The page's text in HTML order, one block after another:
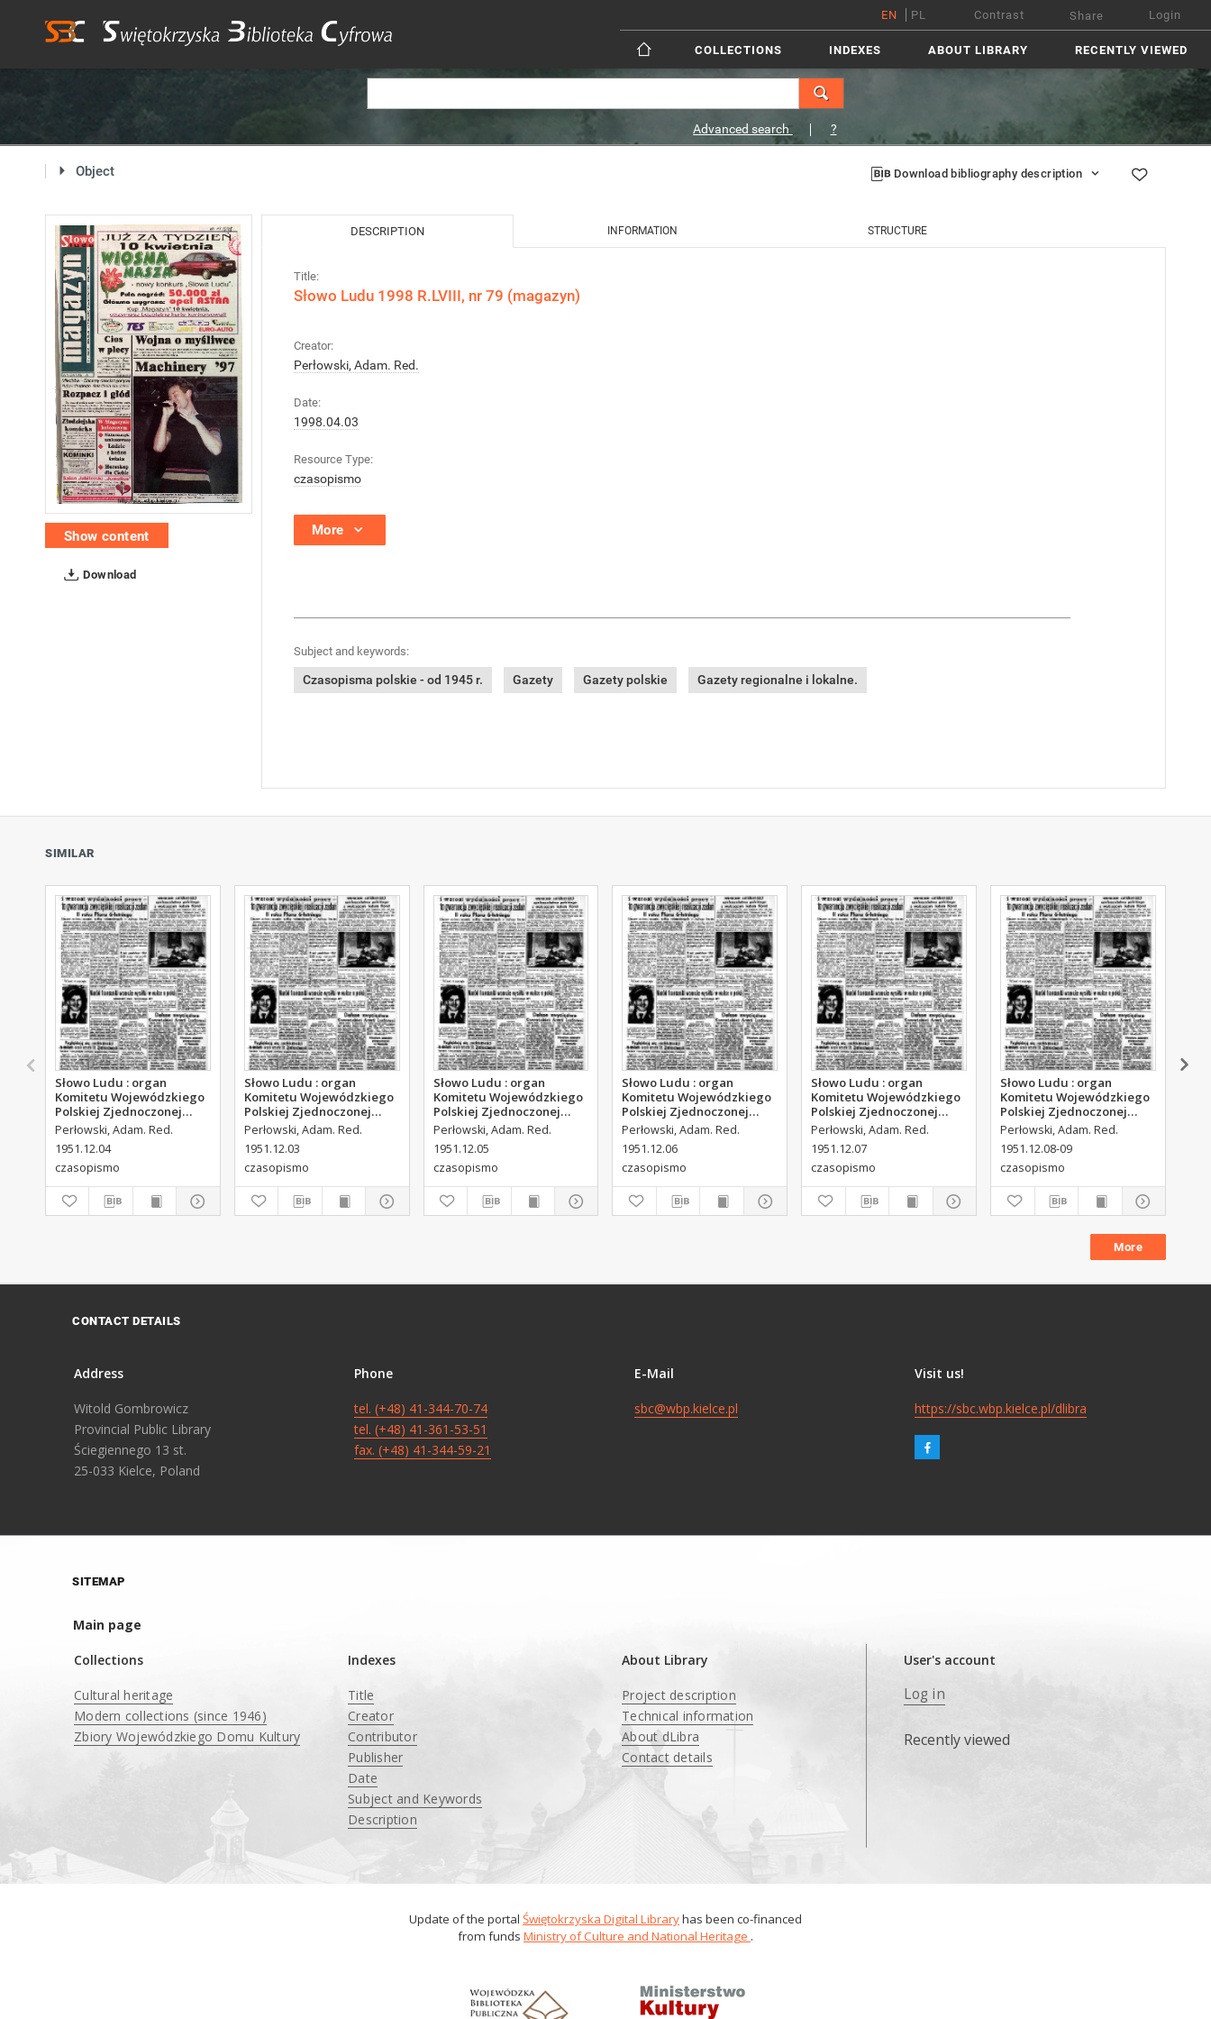
EN PL Contrast Share Login
COLLECTIONS INDEXES ABOUT LIBRARY RECENTLY VIEWED
Advanced search ?
Object Download bibliography description
Show content
Download
DESCRIPTION INFORMATION STRUCTURE
Title:
Słowo Ludu 1998 R.LVIII, nr 79 (magazyn)
Creator:
Perłowski, Adam. Red.
Date:
1998.04.03
Resource Type:
czasopismo
More
Subject and keywords:
Czasopisma polskie - od 1945 r. Gazety Gazety polskie Gazety regionalne i lokalne.
SIMILAR
Słowo Ludu : organ
Komitetu Wojewódzkiego
Polskiej Zjednoczonej
Partii Robotniczej, 1951,
R.3, nr 313
Perłowski, Adam. Red.
1951.12.04
czasopismo
Słowo Ludu : organ
Komitetu Wojewódzkiego
Polskiej Zjednoczonej
Partii Robotniczej, 1951,
R.3, nr 312
Perłowski, Adam. Red.
1951.12.03
czasopismo
Słowo Ludu : organ
Komitetu Wojewódzkiego
Polskiej Zjednoczonej
Partii Robotniczej, 1951,
R.3, nr 314
Perłowski, Adam. Red.
1951.12.05
czasopismo
Słowo Ludu : organ
Komitetu Wojewódzkiego
Polskiej Zjednoczonej
Partii Robotniczej, 1951,
R.3, nr 315
Perłowski, Adam. Red.
1951.12.06
czasopismo
Słowo Ludu : organ
Komitetu Wojewódzkiego
Polskiej Zjednoczonej
Partii Robotniczej, 1951,
R.3, nr 316
Perłowski, Adam. Red.
1951.12.07
czasopismo
Słowo Ludu : organ
Komitetu Wojewódzkiego
Polskiej Zjednoczonej
Partii Robotniczej, 1951,
R.3, nr 317
Perłowski, Adam. Red.
1951.12.08-09
czasopismo
More
CONTACT DETAILS
Address
Witold Gombrowicz
Provincial Public Library
Ściegiennego 13 st.
25-033 Kielce, Poland
Phone
tel. (+48) 41-344-70-74
tel. (+48) 41-361-53-51
fax. (+48) 41-344-59-21
E-Mail
sbc@wbp.kielce.pl
Visit us!
https://sbc.wbp.kielce.pl/dlibra
SITEMAP
Main page
Collections
Cultural heritage
Modern collections (since 1946)
Zbiory Wojewódzkiego Domu Kultury
Indexes
Title
Creator
Contributor
Publisher
Date
Subject and Keywords
Description
About Library
Project description
Technical information
About dLibra
Contact details
User's account
Log in
Recently viewed
Update of the portal Świętokrzyska Digital Libraryhas been co-financed
from funds Ministry of Culture and National Heritage .